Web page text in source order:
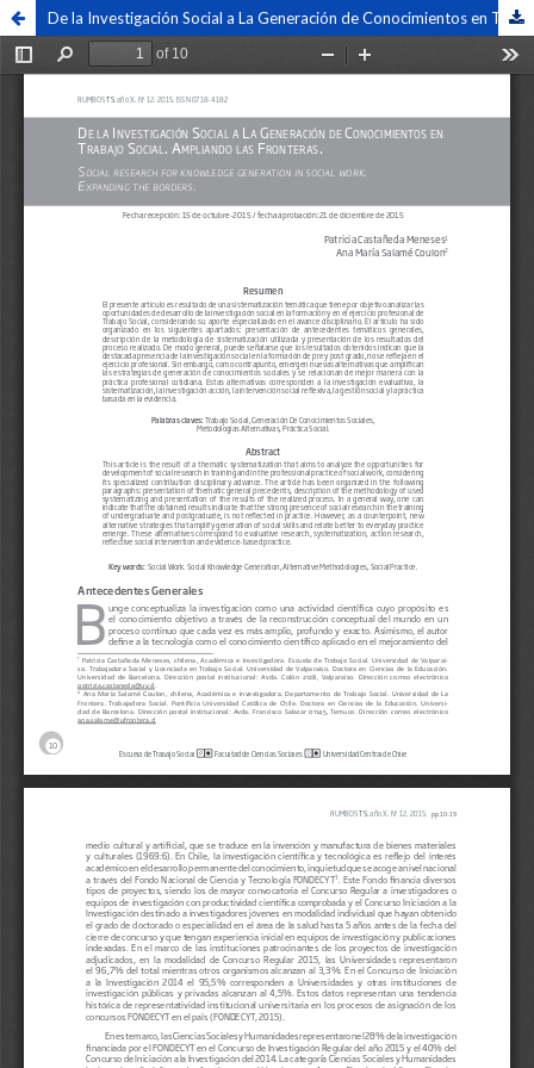
De la Investigación Social a La Generación de Conocimientos en Trabajo Social. Ampliando las Fronteras. / Social research for knowledge generation in social work. Expanding the borders.